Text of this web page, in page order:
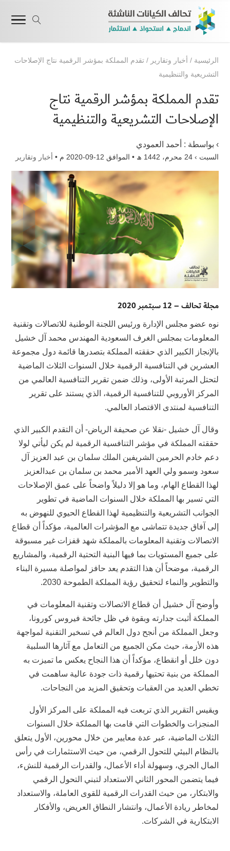
الرئيسية / أخبار وتقارير / تقدم المملكة بمؤشر الرقمية نتاج الإصلاحات
التشريعية والتنظيمية
تقدم المملكة بمؤشر الرقمية نتاج
الإصلاحات التشريعية والتنظيمية
› بواسطة : أحمد العمودي
السبت › 24 محرم، 1442 ھ • الموافق 12-09-2020 م • أخبار وتقارير
مجلة تحالف – 12 سبتمبر 2020
نوه عضو مجلس الإدارة ورئيس اللجنة الوطنية للاتصالات وتقنية
المعلومات بمجلس الغرف السعودية المهندس محمد آل خشيل
بالإنجاز الكبير الذي حققته المملكة بتصدرها قائمة دول مجموعة
العشرين في التنافسية الرقمية خلال السنوات الثلاث الماضية
لتحتل المرتبة الأولى، وذلك ضمن تقرير التنافسية العالمي من
المركز الأوروبي للتنافسية الرقمية، الذي يستند على تقرير
التنافسية لمنتدى الاقتصاد العالمي.
وقال آل خشيل -نقلا عن صحيفة الرياض- أن التقدم الكبير الذي
حققته المملكة في مؤشر التنافسية الرقمية لم يكن ليأتي لولا
دعم خادم الحرمين الشريفين الملك سلمان بن عبد العزيز آل
سعود وسمو ولي العهد الأمير محمد بن سلمان بن عبدالعزيز
لهذا القطاع الهام، وما هو إلا دليلاً واضحاً على عمق الإصلاحات
التي تسير بها المملكة خلال السنوات الماضية في تطوير
الجوانب التشريعية والتنظيمية لهذا القطاع الحيوي للنهوض به
إلى آفاق جديدة تتماشى مع المؤشرات العالمية، مؤكداً أن قطاع
الاتصالات وتقنية المعلومات بالمملكة شهد قفزات غير مسبوقة
على جميع المستويات بما فيها البنية التحتية الرقمية، والمشاريع
الرقمية، موضحاً أن هذا التقدم يعد حافز لمواصلة مسيرة البناء
والتطوير والنماء لتحقيق رؤية المملكة الطموحة 2030.
وأوضح آل خشيل أن قطاع الاتصالات وتقنية المعلومات في
المملكة أثبت جدارته وبقوة في ظل جائحة فيروس كورونا،
وجعل المملكة من أنجح دول العالم في تسخير التقنية لمواجهة
هذه الأزمة، حيث مكن الجميع من التعامل مع آثارها السلبية
دون خلل أو انقطاع، مؤكداً أن هذا النجاح يعكس ما تميزت به
المملكة من بنية تحتيها رقمية ذات جودة عالية ساهمت في
تخطي العديد من العقبات وتحقيق المزيد من النجاحات.
ويقيس التقرير الذي تربعت فيه المملكة على المركز الأول
المنجزات والخطوات التي قامت بها المملكة خلال السنوات
الثلاث الماضية، عبر عدة معايير من خلال محورين، الأول يتعلق
بالنظام البيئي للتحول الرقمي، من حيث الاستثمارات في رأس
المال الجري، وسهولة أداء الأعمال، والقدرات الرقمية للنشء،
فيما يتضمن المحور الثاني الاستعداد لتبني التحول الرقمي
والابتكار، من حيث القدرات الرقمية للقوى العاملة، والاستعداد
لمخاطر ريادة الأعمال، وانتشار النطاق العريض، والأفكار
الابتكارية في الشركات.